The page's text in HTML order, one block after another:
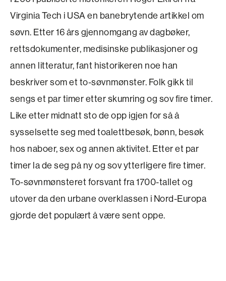
Virginia Tech i USA en banebrytende artikkel om
søvn. Etter 16 års gjennomgang av dagbøker,
rettsdokumenter, medisinske publikasjoner og
annen litteratur, fant historikeren noe han
beskriver som et to-søvnmønster. Folk gikk til
sengs et par timer etter skumring og sov fire timer.
Like etter midnatt sto de opp igjen for så å
sysselsette seg med toalettbesøk, bønn, besøk
hos naboer, sex og annen aktivitet. Etter et par
timer la de seg på ny og sov ytterligere fire timer.
To-søvnmønsteret forsvant fra 1700-tallet og
utover da den urbane overklassen i Nord-Europa
gjorde det populært å være sent oppe.